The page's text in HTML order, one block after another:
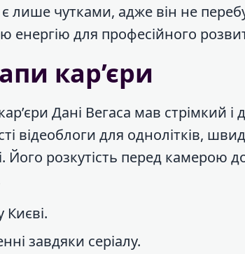
лише чутками, адже він не
для професійного
кар’єри
Дані Вегаса мав стрімкий
відеоблоги для однолітків,
Його розкутість перед камерою
Києві.
завдяки серіалу.